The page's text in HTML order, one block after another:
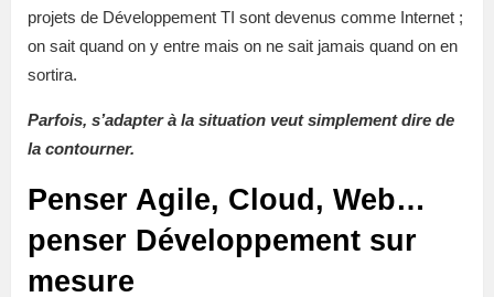
projets de Développement TI sont devenus comme Internet ;
on sait quand on y entre mais on ne sait jamais quand on en
sortira.
Parfois, s’adapter à la situation veut simplement dire de
la contourner.
Penser Agile, Cloud, Web…
penser Développement sur
mesure